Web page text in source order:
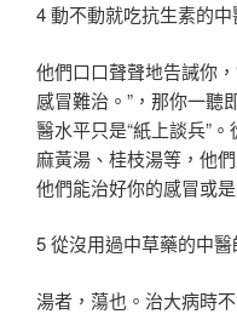
4 動不動就吃抗生素的
他們口口聲聲地告誡你
感冒難治。”，那你一聽
醫水平只是“紙上談兵”
麻黃湯、桂枝湯等，他
他們能治好你的感冒或
5 從沒用過中草藥的中醫
湯者，蕩也。治大病時